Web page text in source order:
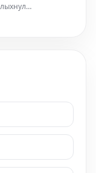
и вызвав